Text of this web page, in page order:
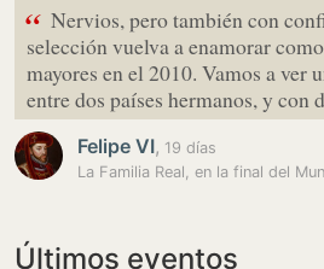
“ Nervios, pero también con
selección vuelva a enamorar
mayores en el 2010. Vamos a ver
entre dos países hermanos, y
Felipe VI, 19 días
Últimos eventos